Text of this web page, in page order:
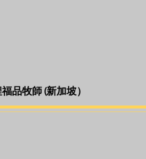
品牧師 (新加坡）